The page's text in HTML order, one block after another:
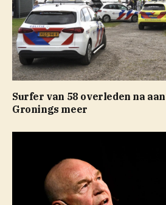
Surfer van 58 overleden na
Gronings meer